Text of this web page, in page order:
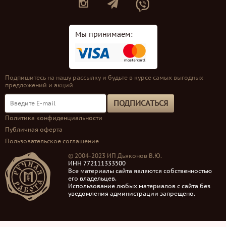
Мы принимаем:
Подпишитесь на нашу рассылку и будьте в курсе самых выгодных
предложений и акций
ПОДПИСАТЬСЯ
Политика конфиденциальности
Публичная оферта
Пользовательское соглашение
© 2004-2023 ИП Дьяконов В.Ю.
ИНН 772111333500
Все материалы сайта являются собственностью
его владельцев.
Использование любых материалов с сайта без
уведомления администрации запрещено.